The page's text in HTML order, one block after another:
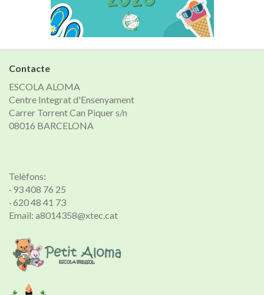
Contacte
ESCOLA ALOMA
Centre Integrat d'Ensenyament
Carrer Torrent Can Piquer s/n
08016 BARCELONA
Telèfons:
· 93 408 76 25
· 620 48 41 73
Email: a8014358@xtec.cat